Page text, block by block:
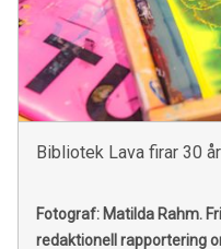
Bibliotek Lava firar 30
Fotograf: Matilda Rahm.
redaktionell rapportering